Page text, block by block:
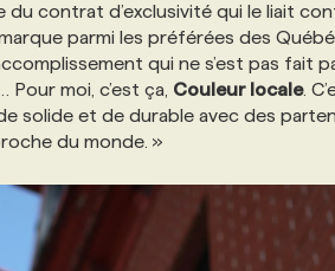
du contrat d’exclusivité qui le liait
parmi les préférées des
qui ne s’est pas fait
moi, c’est ça, Couleur locale.
solide et de durable avec des
du monde. »